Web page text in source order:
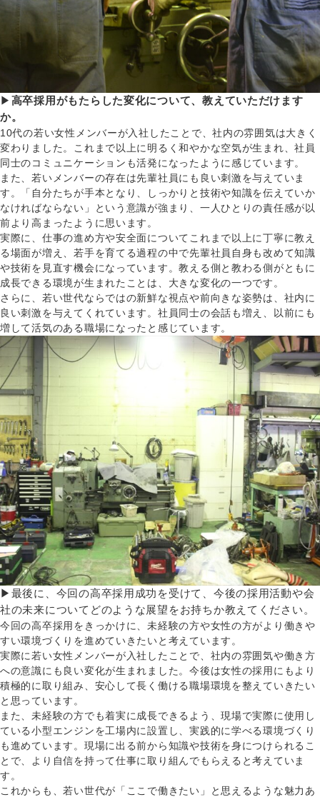
▶ 高卒採用がもたらした変化について、教えていただけます
か。
10代の若い女性メンバーが入社したことで、社内の雰囲気は大きく
変わりました。これまで以上に明るく和やかな空気が生まれ、社員
同士のコミュニケーションも活発になったように感じています。
また、若いメンバーの存在は先輩社員にも良い刺激を与えていま
す。「自分たちが手本となり、しっかりと技術や知識を伝えていか
なければならない」という意識が強まり、一人ひとりの責任感が以
前より高まったように思います。
実際に、仕事の進め方や安全面についてこれまで以上に丁寧に教え
る場面が増え、若手を育てる過程の中で先輩社員自身も改めて知識
や技術を見直す機会になっています。教える側と教わる側がともに
成長できる環境が生まれたことは、大きな変化の一つです。
さらに、若い世代ならではの新鮮な視点や前向きな姿勢は、社内に
良い刺激を与えてくれています。社員同士の会話も増え、以前にも
増して活気のある職場になったと感じています。
▶最後に、今回の高卒採用成功を受けて、今後の採用活動や会
社の未来についてどのような展望をお持ちか教えてください。
今回の高卒採用をきっかけに、未経験の方や女性の方がより働きや
すい環境づくりを進めていきたいと考えています。
実際に若い女性メンバーが入社したことで、社内の雰囲気や働き方
への意識にも良い変化が生まれました。今後は女性の採用にもより
積極的に取り組み、安心して長く働ける職場環境を整えていきたい
と思っています。
また、未経験の方でも着実に成長できるよう、現場で実際に使用し
ている小型エンジンを工場内に設置し、実践的に学べる環境づくり
も進めています。現場に出る前から知識や技術を身につけられるこ
とで、より自信を持って仕事に取り組んでもらえると考えていま
す。
これからも、若い世代が「ここで働きたい」と思えるような魅力あ